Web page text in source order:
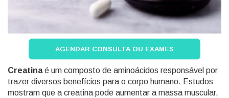
AGENDAR CONSULTA OU EXAMES
Creatinaé um composto de aminoácidos responsável por
trazer diversos benefícios para o corpo humano. Estudos
mostram que a creatina pode aumentar a massa muscular,